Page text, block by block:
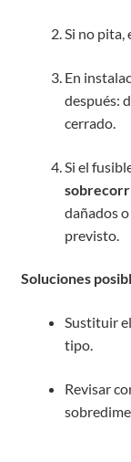
Si no pita,
En
después:
cerrado.
Si el
dañados
previsto.
Soluciones
Sustituir
tipo.
Revisar